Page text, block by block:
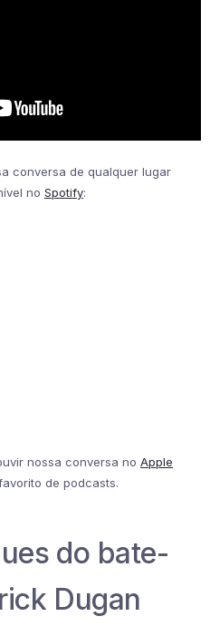
conversa de qualquer lugar
no Spotify:
nossa conversa no Apple
de podcasts.
do bate-
Dugan